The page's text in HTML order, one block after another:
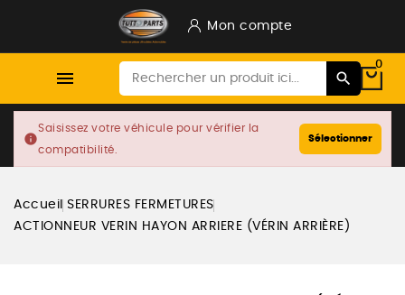
Mon compte

0
info
Saisissez votre véhicule pour vérifier la
compatibilité.
Sélectionner
Accueil SERRURES FERMETURES
ACTIONNEUR VERIN HAYON ARRIERE (VÉRIN ARRIÈRE)